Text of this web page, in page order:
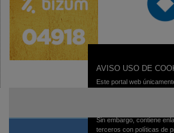
AVISO USO DE
Este portal web
Sin embargo, contiene
terceros con políticas de